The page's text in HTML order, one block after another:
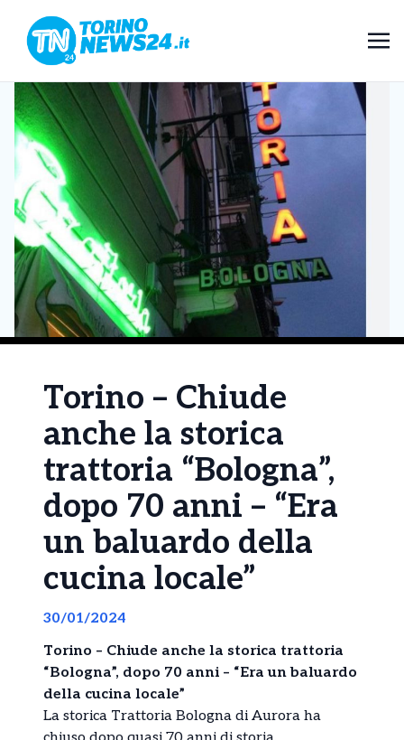
Torino – Chiude
anche la storica
trattoria “Bologna”,
dopo 70 anni – “Era
un baluardo della
cucina locale”
30/01/2024
Torino – Chiude anche la storica trattoria
“Bologna”, dopo 70 anni – “Era un baluardo
della cucina locale”
La storica Trattoria Bologna di Aurora ha